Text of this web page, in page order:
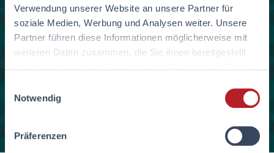
Verwendung unserer Website an unsere Partner für
soziale Medien, Werbung und Analysen weiter. Unsere
Partner führen diese Informationen möglicherweise mit
weiteren Daten zusammen, die Sie ihnen bereitgestellt
Notwendig
Präferenzen